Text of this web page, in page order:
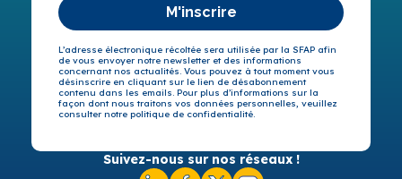
M'inscrire
L’adresse électronique récoltée sera utilisée par la SFAP afin
de vous envoyer notre newsletter et des informations
concernant nos actualités. Vous pouvez à tout moment vous
désinscrire en cliquant sur le lien de désabonnement
contenu dans les emails. Pour plus d’informations sur la
façon dont nous traitons vos données personnelles, veuillez
consulter notre politique de confidentialité.
Suivez-nous sur nos réseaux !